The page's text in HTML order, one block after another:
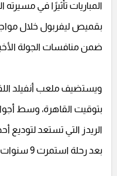
المباريات تأثيرًا في
بقميص ليفربول خلال
ضمن منافسات الجولة
ويستضيف ملعب أنفيلد
بتوقيت القاهرة، وسط
الريدز التي تستعد لتوديع
بعد رحلة استمرت 9 سنوات داخل أسوار النادي الإنجليزي.